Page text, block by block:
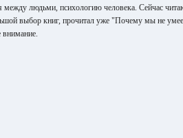
людьми, психологию человека. Сейчас
выбор книг, прочитал уже "Почему мы не
внимание.